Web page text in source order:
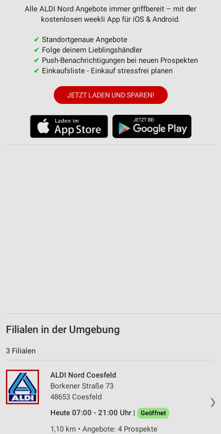
Alle ALDI Nord Angebote immer griffbereit – mit der
kostenlosen weekli App für iOS & Android.
✔ Standortgenaue Angebote
✔ Folge deinem Lieblingshändler
✔ Push-Benachrichtigungen bei neuen Prospekten
✔ Einkaufsliste - Einkauf stressfrei planen
JETZT LADEN UND SPAREN!
Filialen in der Umgebung
3 Filialen
❯
ALDI Nord Coesfeld
Borkener Straße 73
48653 Coesfeld
Heute 07:00 - 21:00 Uhr |
Geöffnet
1,10 km • Angebote: 4 Prospekte